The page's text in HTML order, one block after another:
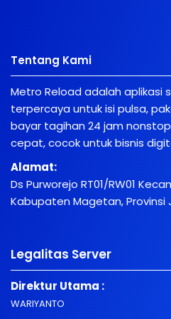
Tentang Kami
Metro Reload adalah aplikasi
terpercaya untuk isi pulsa,
bayar tagihan 24 jam
cepat, cocok untuk bisnis
Alamat:
Ds Purworejo RT01/RW01
Kabupaten Magetan, Provinsi
Legalitas Server
Direktur Utama :
WARIYANTO